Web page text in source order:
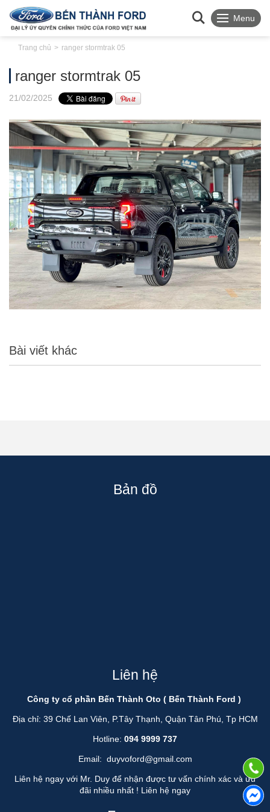
Menu
Trang chủ ranger stormtrak 05
ranger stormtrak 05
21/02/2025
Bài viết khác
Bản đồ
Liên hệ
Công ty cổ phần Bến Thành Oto ( Bến Thành Ford )
Địa chỉ: 39 Chế Lan Viên, P.Tây Thạnh, Quận Tân Phú, Tp HCM
Hotline: 094 9999 737
Email: duyvoford@gmail.com
Liên hệ ngay với Mr. Duy để nhận được tư vấn chính xác và ưu
đãi nhiều nhất ! Liên hệ ngay